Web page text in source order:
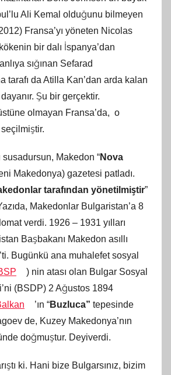
Ali Kemal olduğunu bilmeyen
Fransa’yı yöneten Nicolas
bir dalı İspanya’dan
sığınan Sefarad
tarafı da Atilla Kan’dan arda kalan
Şu bir gerçektir.
olmayan Fransa’da, o
Makedon “Nova
Makedonya) gazetesi patladı.
tarafından yönetilmiştir”
Makedonlar Bulgaristan’a 8
verdi. 1926 – 1931 yılları
Başbakanı Makedon asıllı
Bugünkü ana muhalefet sosyal
) nin atası olan Bulgar Sosyal
(BSDP) 2 Ağustos 1894
’ın “Buzluca” tepesinde
de, Kuzey Makedonya’nın
doğmuştur. Deyiverdi.
ki. Hani bize Bulgarsınız, bizim